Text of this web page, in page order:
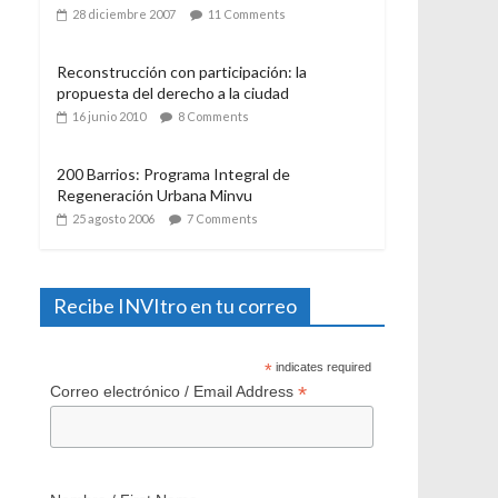
Urbanismo. Algunas consideraciones a casi
un año de su aplicación
28 diciembre 2007 11 Comments
Reconstrucción con participación: la
propuesta del derecho a la ciudad
16 junio 2010 8 Comments
Regeneración Urbana Minvu
25 agosto 2006 7 Comments
Recibe INVItro en tu correo